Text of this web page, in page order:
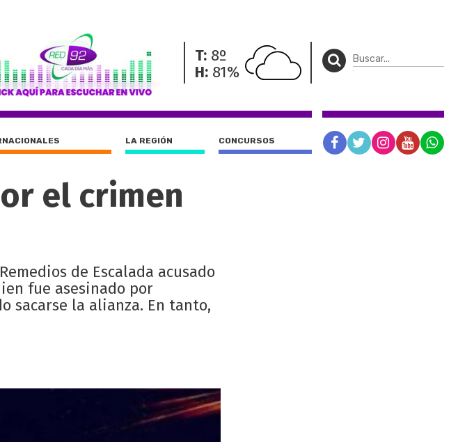
T: 8º
H: 81%
LA REGIÓN CONCURSOS
el crimen
de Escalada acusado
fue asesinado por
sacarse la alianza. En tanto,